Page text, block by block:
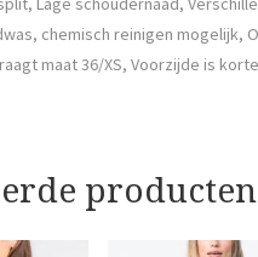
chemisch reinigen mogelijk,
maat 36/XS, Voorzijde is
producten